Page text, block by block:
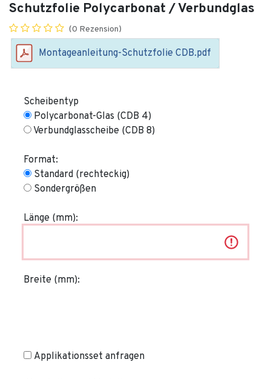
Schutzfolie Polycarbonat / Verbundglas
(0 Rezension)
Montageanleitung-Schutzfolie CDB.pdf
Scheibentyp​
Polycarbonat-Glas (CDB 4)
Verbundglasscheibe (CDB 8)
Format:
Standard (rechteckig)
Sondergrößen
Länge (mm):
Breite (mm):
Applikationsset anfragen